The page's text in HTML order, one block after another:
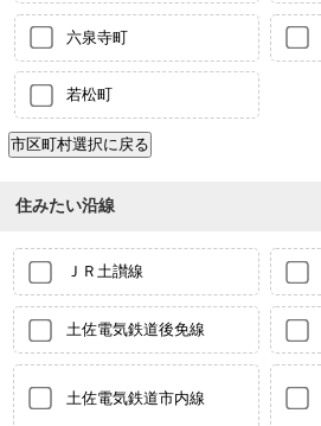
六泉寺町
若松町
住みたい沿線
ＪＲ土讃線
土佐電気鉄道後免線
土佐電気鉄道市内線